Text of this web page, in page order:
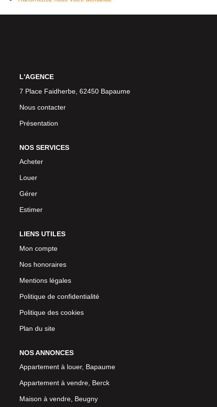
L'AGENCE
7 Place Faidherbe, 62450 Bapaume
Nous contacter
Présentation
NOS SERVICES
Acheter
Louer
Gérer
Estimer
LIENS UTILES
Mon compte
Nos honoraires
Mentions légales
Politique de confidentialité
Politique des cookies
Plan du site
NOS ANNONCES
Appartement à louer, Bapaume
Appartement à vendre, Berck
Maison à vendre, Beugny